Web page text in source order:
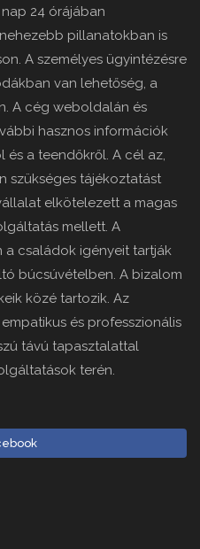
24 órájában
pillanatokban is
A személyes ügyintézésre
van lehetőség, a
A cég weboldalán és
hasznos információk
a teendőkről. A cél az,
szükséges tájékoztatást
elkötelezett a magas
mellett. A
a családok igényeit tartják
búcsúvételben. A bizalom
közé tartozik. Az
és professzionális
távú tapasztalattal
terén.